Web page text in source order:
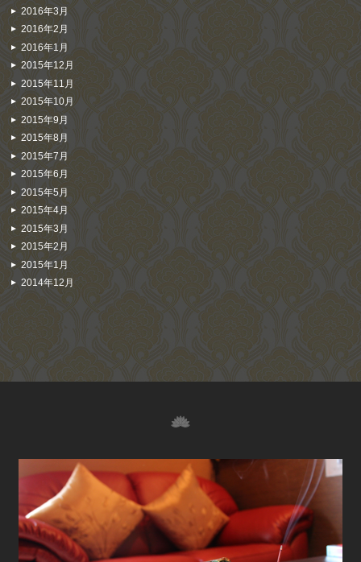
2016年3月
2016年2月
2016年1月
2015年12月
2015年11月
2015年10月
2015年9月
2015年8月
2015年7月
2015年6月
2015年5月
2015年4月
2015年3月
2015年2月
2015年1月
2014年12月